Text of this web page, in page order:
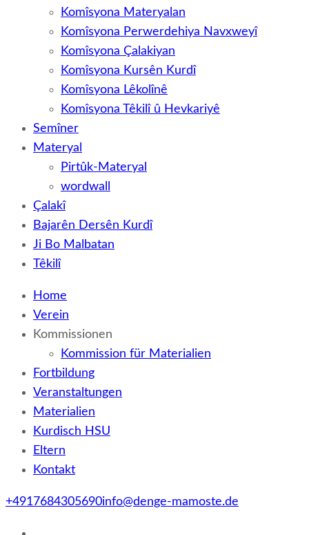
Komîsyona Materyalan
Komîsyona Perwerdehiya Navxweyî
Komîsyona Çalakiyan
Komîsyona Kursên Kurdî
Komîsyona Lêkolînê
Komîsyona Têkilî û Hevkariyê
Semîner
Materyal
Pirtûk-Materyal
wordwall
Çalakî
Bajarên Dersên Kurdî
Ji Bo Malbatan
Têkilî
Home
Verein
Kommissionen
Kommission für Materialien
Fortbildung
Veranstaltungen
Materialien
Kurdisch HSU
Eltern
Kontakt
+4917684305690info@denge-mamoste.de